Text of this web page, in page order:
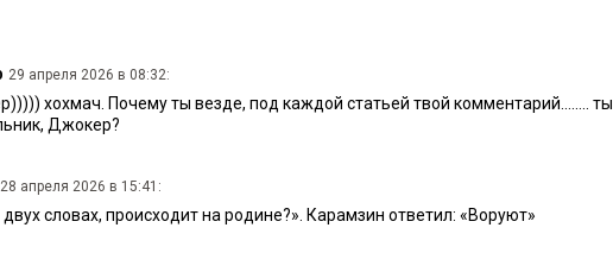
29 апреля 2026 в 08:32:
хохмач. Почему ты везде, под каждой статьей твой комментарий........ ты
Джокер?
28 апреля 2026 в 15:41:
двух словах, происходит на родине?». Карамзин ответил: «Воруют»